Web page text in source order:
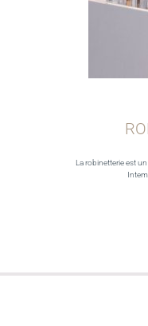
La robinetterie est